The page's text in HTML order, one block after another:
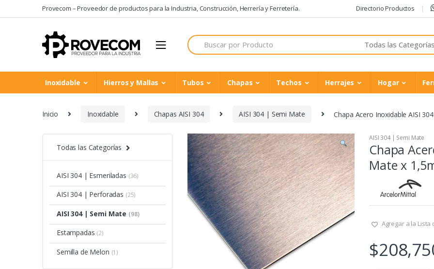
to
to
Provecom – Proveedor de productos para la Industria, Construcción, Herrería y Ferretería. Directorio Productos
Search
for:
Inoxidable Hierros y Mallas Tubos Chapas Techos Herrajes Hogar
Inicio Inoxidable Chapas AISI 304 AISI 304 | Semi Mate Chapa Acero Inoxidable AISI
AISI 304 | Semi Mate
Chapa
Mate x
Agregar a la Lista
$
Todas las Categorías
AISI 304 | Esmeriladas (36)
AISI 304 | Perforadas (25)
AISI 304 | Semi Mate (98)
Estampadas (2)
Semilla de Melon (1)